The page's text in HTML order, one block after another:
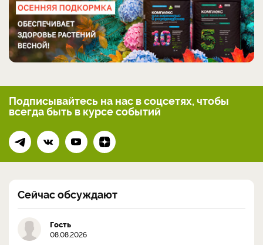
Подписывайтесь на нас в соцсетях, чтобы
всегдабыть в курсе событий
Сейчас обсуждают
Гость
08.08.2026